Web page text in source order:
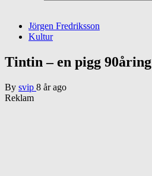
Jörgen Fredriksson
Kultur
Tintin – en pigg 90åring
By svip 8 år ago
Reklam